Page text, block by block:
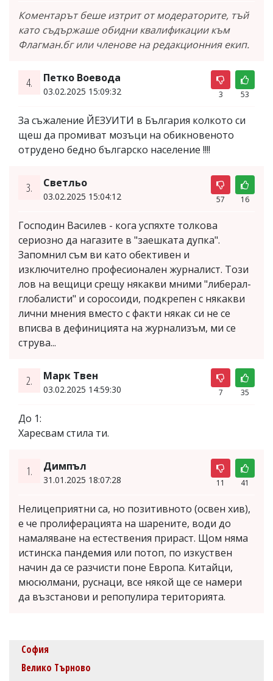
Коментарът беше изтрит от модераторите, тъй
като съдържаше обидни квалификации към
Флагман.бг или членове на редакционния екип.
4. Петко Воевода
03.02.2025 15:09:32 3 53
За съжаление ЙЕЗУИТИ в България колкото си
щеш да промиват мозъци на обикновеното
отрудено бедно българско население !!!!
3. Светльо
03.02.2025 15:04:12 57 16
Господин Василев - кога успяхте толкова
сериозно да нагазите в "заешката дупка".
Запомнил съм ви като обективен и
изключително професионален журналист. Този
лов на вещици срещу някакви мними "либерал-
глобалисти" и соросоиди, подкрепен с някакви
лични мнения вместо с факти някак си не се
вписва в дефиницията на журнализъм, ми се
струва...
2. Марк Твен
03.02.2025 14:59:30 7 35
До 1:
Харесвам стила ти.
1. Димпъл
31.01.2025 18:07:28 11 41
Нелицеприятни са, но позитивното (освен хив),
е че пролиферацията на шарените, води до
намаляване на естествения прираст. Щом няма
истинска пандемия или потоп, по изкуствен
начин да се разчисти поне Европа. Китайци,
мюсюлмани, руснаци, все някой ще се намери
да възстанови и репопулира територията.
София
Велико Търново